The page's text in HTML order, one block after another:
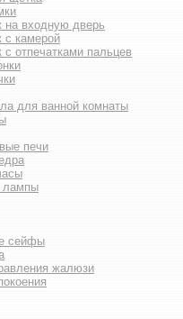
на входную дверь
с камерой
отпечатками пальцев
для ванной комнаты
печи
лампы
сейфы
жалюзи